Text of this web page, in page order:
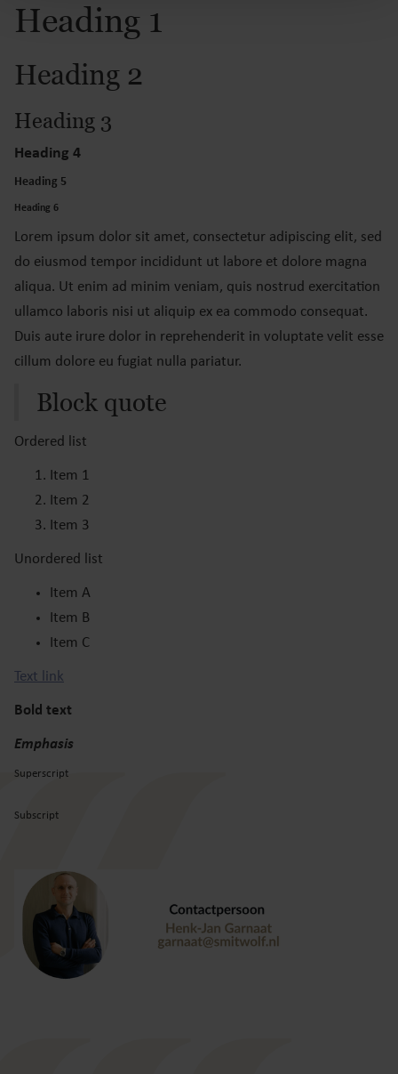
Heading 1
Heading 2
Heading 3
Heading 4
Heading 5
Heading 6
Lorem ipsum dolor sit amet, consectetur adipiscing elit, sed
do eiusmod tempor incididunt ut labore et dolore magna
aliqua. Ut enim ad minim veniam, quis nostrud exercitation
ullamco laboris nisi ut aliquip ex ea commodo consequat.
Duis aute irure dolor in reprehenderit in voluptate velit esse
cillum dolore eu fugiat nulla pariatur.
Block quote
Ordered list
Item 1
Item 2
Item 3
Unordered list
Item A
Item B
Item C
Text link
Bold text
Emphasis
Superscript
Subscript